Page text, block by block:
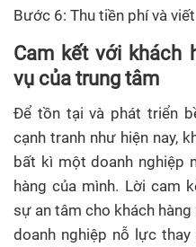
Bước 6: Thu tiền phí và
Cam kết với khách
vụ của trung tâm
Để tồn tại và phát triển
cạnh tranh như hiện nay,
bất kì một doanh nghiệp
hàng của mình. Lời cam
sự an tâm cho khách
doanh nghiệp nỗ lực